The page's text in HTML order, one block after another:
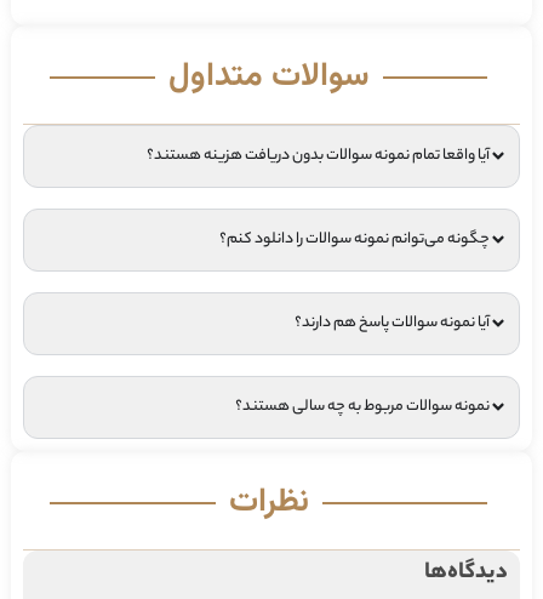
سوالات متداول
آیا واقعا تمام نمونه سوالات بدون دریافت هزینه هستند؟
چگونه می‌توانم نمونه سوالات را دانلود کنم؟
آیا نمونه سوالات پاسخ هم دارند؟
نمونه سوالات مربوط به چه سالی هستند؟
نظرات
دیدگاه‌ها